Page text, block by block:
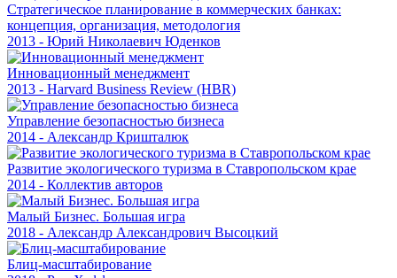
Стратегическое планирование в коммерческих банках:
концепция, организация, методология
2013 - Юрий Николаевич Юденков
Инновационный менеджмент
2013 - Harvard Business Review (HBR)
Управление безопасностью бизнеса
2014 - Александр Кришталюк
Развитие экологического туризма в Ставропольском крае
2014 - Коллектив авторов
Малый Бизнес. Большая игра
2018 - Александр Александрович Высоцкий
Блиц-масштабирование